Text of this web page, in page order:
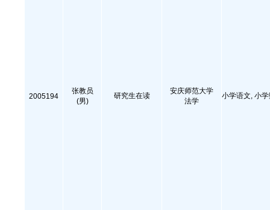
2005194
张教员
(男)
研究生在读
安庆师范大学
法学
小学语文, 小